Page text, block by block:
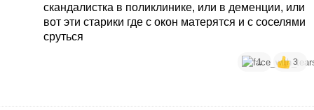
скандалистка в поликлинике, или в деменции, или
вот эти старики где с окон матерятся и с соселями
сруться
1 3